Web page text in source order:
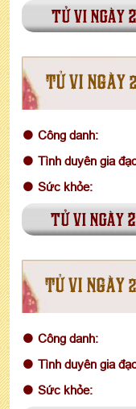
tử vi ngày
TỬ VI NGÀY
Công danh:
Tình duyên gia
Sức khỏe:
tử vi ngày
TỬ VI NGÀY
Công danh:
Tình duyên gia
Sức khỏe: